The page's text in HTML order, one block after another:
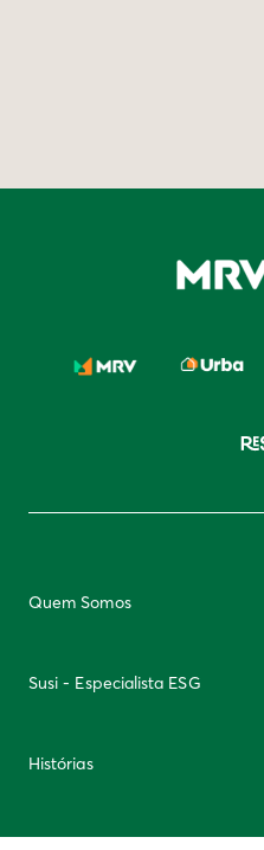
Quem Somos
Susi - Especialista ESG
Histórias
Newsletter